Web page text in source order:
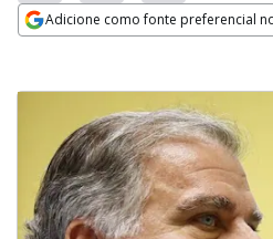
Adicione como fonte preferencial